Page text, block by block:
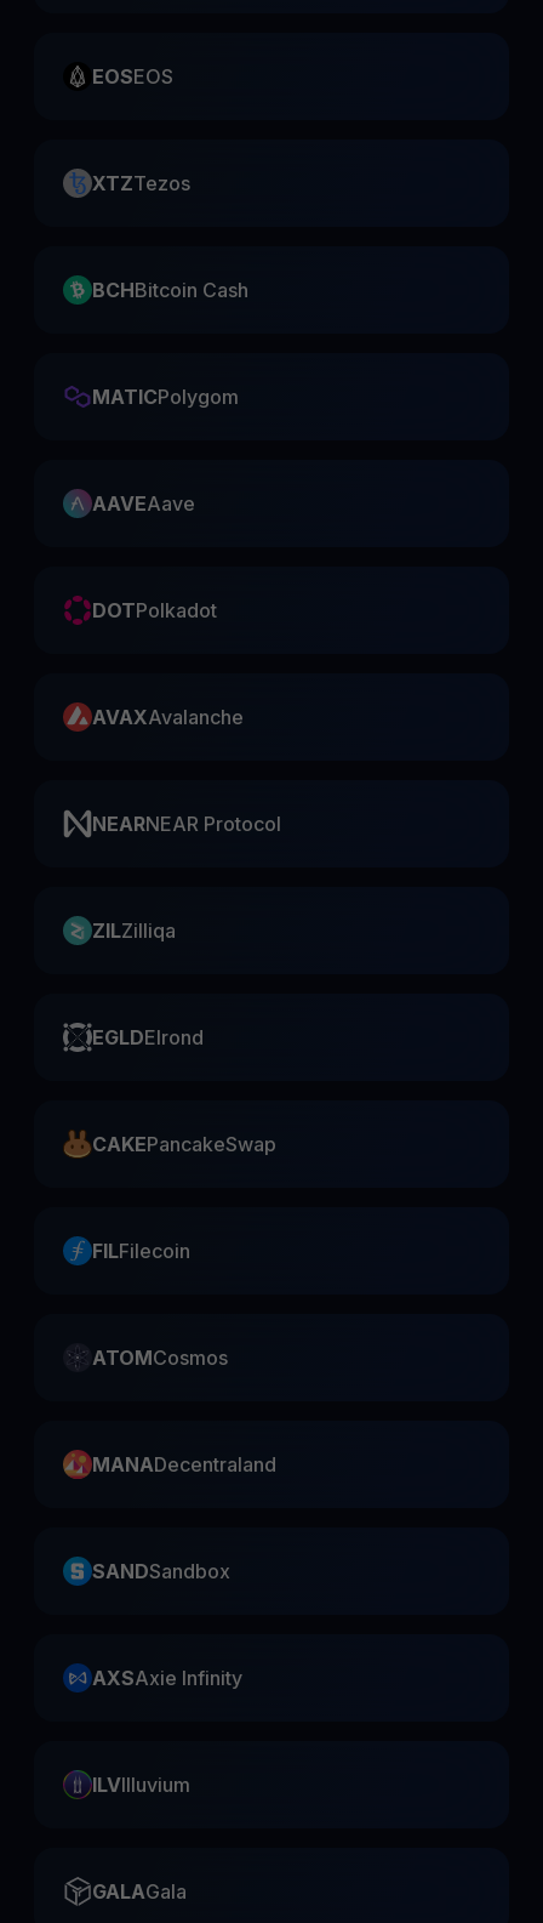
EOSEOS
XTZTezos
BCHBitcoin Cash
MATICPolygom
AAVEAave
DOTPolkadot
AVAXAvalanche
NEARNEAR Protocol
ZILZilliqa
EGLDElrond
CAKEPancakeSwap
FILFilecoin
ATOMCosmos
MANADecentraland
SANDSandbox
AXSAxie Infinity
ILVIlluvium
GALAGala